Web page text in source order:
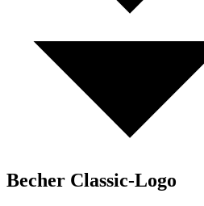
Becher Classic-Logo